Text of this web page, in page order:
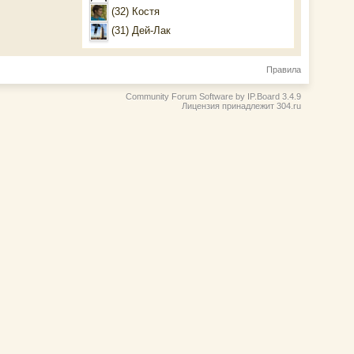
(32) Костя
(31) Дей-Лак
Правила
Community Forum Software by IP.Board 3.4.9
Лицензия принадлежит 304.ru